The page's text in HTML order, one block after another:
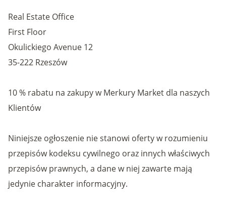
Real Estate Office
First Floor
Okulickiego Avenue 12
35-222 Rzeszów
10 % rabatu na zakupy w Merkury Market dla naszych
Klientów
Niniejsze ogłoszenie nie stanowi oferty w rozumieniu
przepisów kodeksu cywilnego oraz innych właściwych
przepisów prawnych, a dane w niej zawarte mają
jedynie charakter informacyjny.